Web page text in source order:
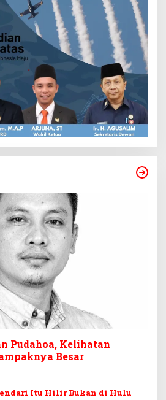
Pudahoa, Kelihatan
Besar
Itu Hilir Bukan di Hulu